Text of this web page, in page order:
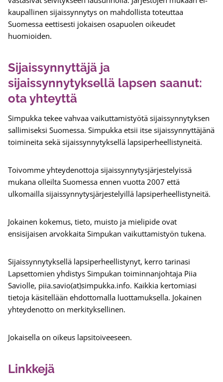
kaupallinen sijaissynnytys on mahdollista toteuttaa
Suomessa eettisesti jokaisen osapuolen oikeudet
huomioiden.
Sijaissynnyttäjä ja
sijaissynnytyksellä lapsen saanut:
ota yhteyttä
Simpukka tekee vahvaa vaikuttamistyötä sijaissynnytyksen
sallimiseksi Suomessa. Simpukka etsii itse sijaissynnyttäjänä
toimineita sekä sijaissynnytyksellä lapsiperheellistyneitä.
Toivomme yhteydenottoja sijaissynnytysjärjestelyissä
mukana olleilta Suomessa ennen vuotta 2007 että
ulkomailla sijaissynnytysjärjestelyillä lapsiperheellistyneitä.
Jokainen kokemus, tieto, muisto ja mielipide ovat
ensisijaisen arvokkaita Simpukan vaikuttamistyön tukena.
Sijaissynnytyksellä lapsiperheellistynyt, kerro tarinasi
Lapsettomien yhdistys Simpukan toiminnanjohtaja Piia
Saviolle, piia.savio(at)simpukka.info. Kaikkia kertomiasi
tietoja käsitellään ehdottomalla luottamuksella. Jokainen
yhteydenotto on merkityksellinen.
Jokaisella on oikeus lapsitoiveeseen.
Linkkejä